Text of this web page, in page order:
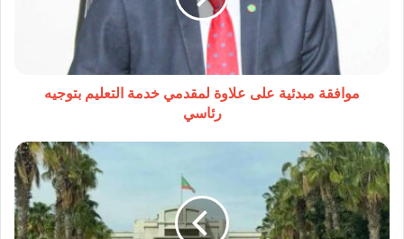
موافقة مبدئية على علاوة لمقدمي خدمة التعليم بتوجيه
رئاسي
بعثة
رئاسية
تحقق
ميدانيًا
في